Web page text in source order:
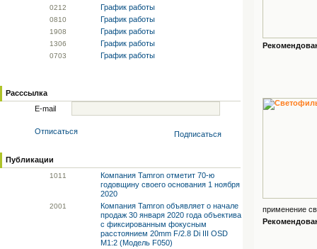
0212 График работы
0810 График работы
1908 График работы
1306 График работы
0703 График работы
Расссылка
E-mail
Отписаться Подписаться
Публикации
1011
Компания Tamron отметит 70-ю
годовщину своего основания 1 ноября
2020
2001
Компания Tamron объявляет о начале
продаж 30 января 2020 года объектива
с фиксированным фокусным
расстоянием 20mm F/2.8 Di III OSD
M1:2 (Модель F050)
применение